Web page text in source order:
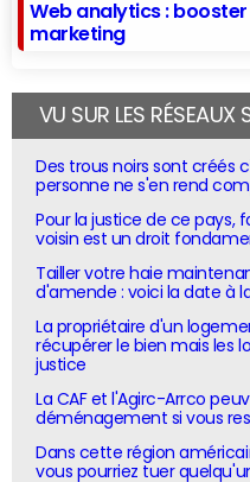
Web analytics :
marketing
VU SUR LES RÉSEAUX
Des trous noirs sont créés
personne ne s'en rend
Pour la justice de ce pays,
voisin est un droit
Tailler votre haie
d'amende : voici la date à
La propriétaire d'un
récupérer le bien mais les
justice
La CAF et l'Agirc-Arrco
déménagement si vous
Dans cette région
vous pourriez tuer